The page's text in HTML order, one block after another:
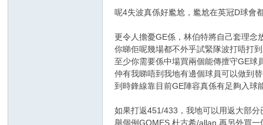
呢4失波真係好尷尬，尷尬在英冠D球會
更令人擔憂GE係，林伯特將自己套理念
你睇佢呢幾場都不外乎試緊隊波打唔打
至少你需要係中場買兩個能傳擅守GE球
仲有我睇唔到我地有邊個球員可以做到替
到時鋒線靠目前GE陣容真係有足夠入球
如果打返451/433，我地可以用返大部分
舉個例GOMES,杜古希/allan,再另外買一